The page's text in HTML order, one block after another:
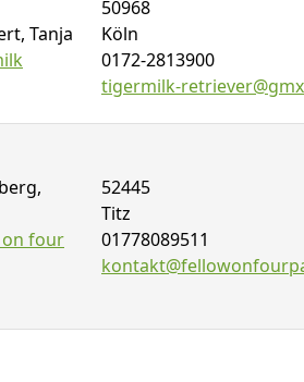
Tanja
50968
Köln
0172-2813900
tigermilk-
on four
52445
Titz
01778089511